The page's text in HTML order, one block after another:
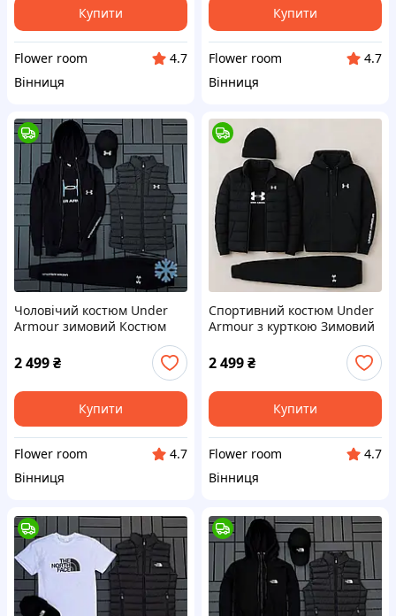
Купити
Flower room
4.7
Вінниця
Купити
Flower room
4.7
Вінниця
Чоловічий костюм Under
Armour зимовий Костюм
Андер Армор зіпка штани
жилетка футболка кепка
2 499₴
Купити
Flower room
4.7
Вінниця
Спортивний костюм Under
Armour з курткою Зимовий
костюм Андер Армор куртка
костюм футболка шапка
2 499₴
Купити
Flower room
4.7
Вінниця